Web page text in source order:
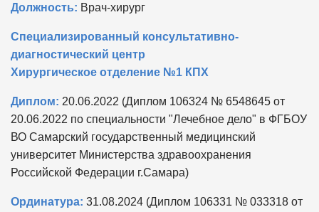
Должность: Врач-хирург
Специализированный консультативно-
диагностический центр
Хирургическое отделение №1 КПХ
Диплом: 20.06.2022 (Диплом 106324 № 6548645 от
20.06.2022 по специальности "Лечебное дело" в ФГБОУ
ВО Самарский государственный медицинский
университет Министерства здравоохранения
Российской Федерации г.Самара)
Ординатура: 31.08.2024 (Диплом 106331 № 033318 от